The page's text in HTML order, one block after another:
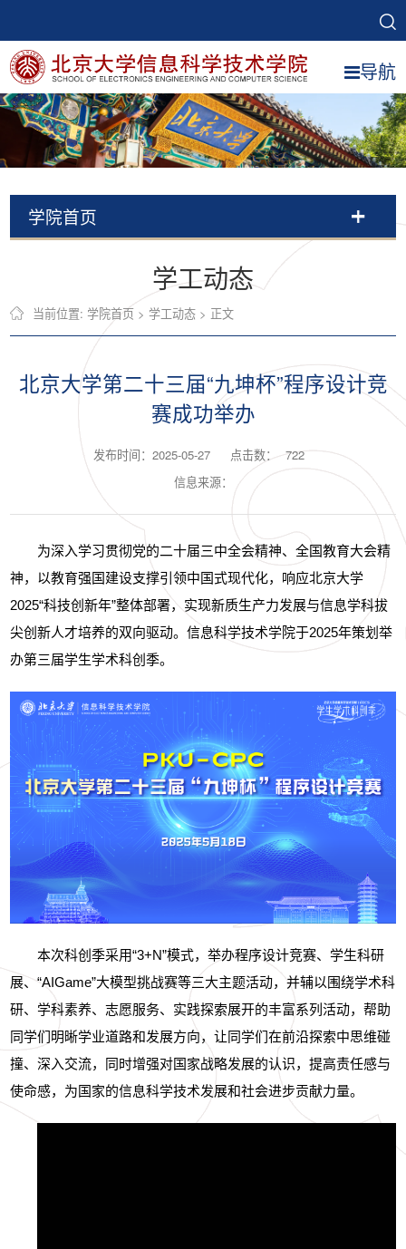
导航
学院首页
学工动态
当前位置:学院首页 >学工动态 > 正文
北京大学第二十三届“九坤杯”程序设计竞
赛成功举办
发布时间：2025-05-27 点击数： 722
信息来源：
为深入学习贯彻党的二十届三中全会精神、全国教育大会精
神，以教育强国建设支撑引领中国式现代化，响应北京大学
2025“科技创新年”整体部署，实现新质生产力发展与信息学科拔
尖创新人才培养的双向驱动。信息科学技术学院于2025年策划举
办第三届学生学术科创季。
本次科创季采用“3+N”模式，举办程序设计竞赛、学生科研
展、“AIGame”大模型挑战赛等三大主题活动，并辅以围绕学术科
研、学科素养、志愿服务、实践探索展开的丰富系列活动，帮助
同学们明晰学业道路和发展方向，让同学们在前沿探索中思维碰
撞、深入交流，同时增强对国家战略发展的认识，提高责任感与
使命感，为国家的信息科学技术发展和社会进步贡献力量。